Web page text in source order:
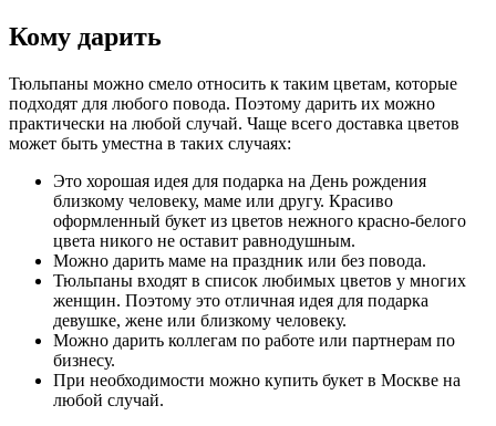
Кому дарить
Тюльпаны можно смело относить к таким цветам, которые
подходят для любого повода. Поэтому дарить их можно
практически на любой случай. Чаще всего доставка цветов
может быть уместна в таких случаях:
Это хорошая идея для подарка на День рождения
близкому человеку, маме или другу. Красиво
оформленный букет из цветов нежного красно-белого
цвета никого не оставит равнодушным.
Можно дарить маме на праздник или без повода.
Тюльпаны входят в список любимых цветов у многих
женщин. Поэтому это отличная идея для подарка
девушке, жене или близкому человеку.
Можно дарить коллегам по работе или партнерам по
бизнесу.
При необходимости можно купить букет в Москве на
любой случай.